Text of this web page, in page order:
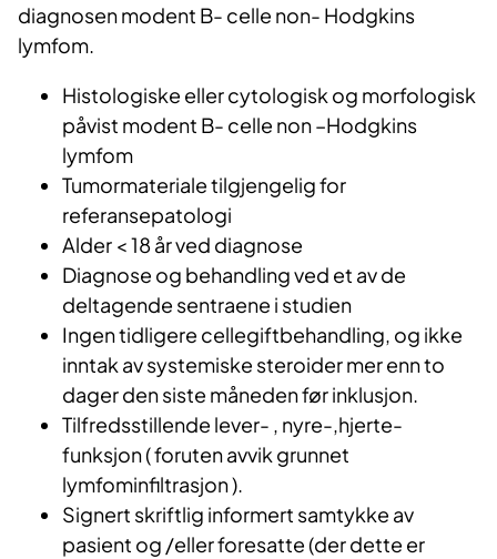
diagnosen modent B- celle non- Hodgkins
lymfom.
Histologiske eller cytologisk og morfologisk
påvist modent B- celle non –Hodgkins
lymfom
Tumormateriale tilgjengelig for
referansepatologi
Alder < 18 år ved diagnose
Diagnose og behandling ved et av de
deltagende sentraene i studien
Ingen tidligere cellegiftbehandling, og ikke
inntak av systemiske steroider mer enn to
dager den siste måneden før inklusjon.
Tilfredsstillende lever- , nyre-,hjerte-
funksjon ( foruten avvik grunnet
lymfominfiltrasjon ).
Signert skriftlig informert samtykke av
pasient og /eller foresatte (der dette er